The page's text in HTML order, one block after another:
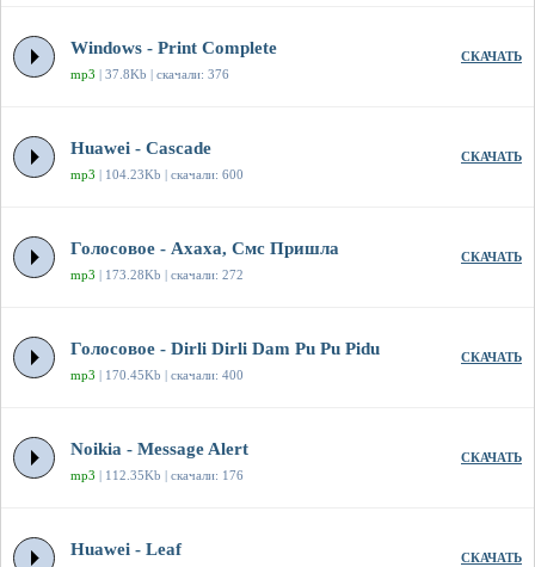
Windows - Print Complete
mp3 | 37.8Kb | скачали: 376
СКАЧАТЬ
Huawei - Cascade
mp3 | 104.23Kb | скачали: 600
СКАЧАТЬ
Голосовое - Ахаха, Смс Пришла
mp3 | 173.28Kb | скачали: 272
СКАЧАТЬ
Голосовое - Dirli Dirli Dam Pu Pu Pidu
mp3 | 170.45Kb | скачали: 400
СКАЧАТЬ
Noikia - Message Alert
mp3 | 112.35Kb | скачали: 176
СКАЧАТЬ
Huawei - Leaf СКАЧАТЬ